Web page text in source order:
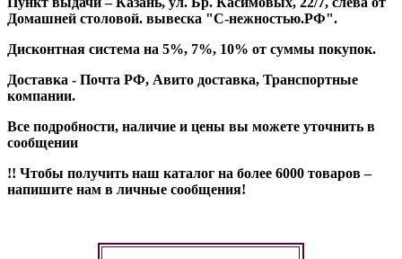
Домашней столовой. вывеска "С-нежностью.РФ".
Дисконтная система на 5%, 7%, 10% от суммы покупок.
Доставка - Почта РФ, Авито доставка, Транспортные
компании.
Все подробности, наличие и цены вы можете уточнить в
сообщении
!! Чтобы получить наш каталог на более 6000 товаров –
напишите нам в личные сообщения!